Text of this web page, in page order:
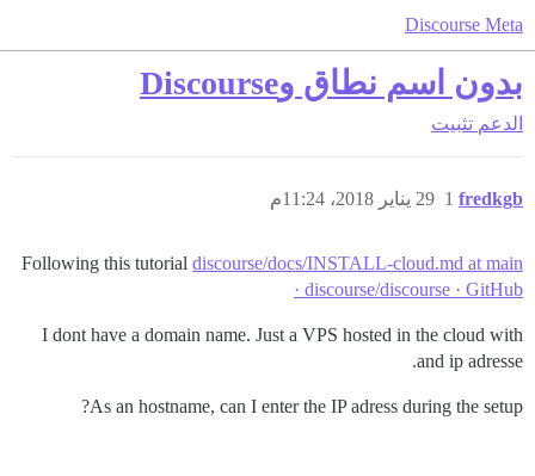
Discourse Meta
بدون اسم نطاق وDiscourse
الدعم تثبيت
fredkgb 29 يناير 2018، 11:24م 1
Following this tutorial discourse/docs/INSTALL-cloud.md at main
· discourse/discourse · GitHub
I dont have a domain name. Just a VPS hosted in the cloud with
and ip adresse.
As an hostname, can I enter the IP adress during the setup?